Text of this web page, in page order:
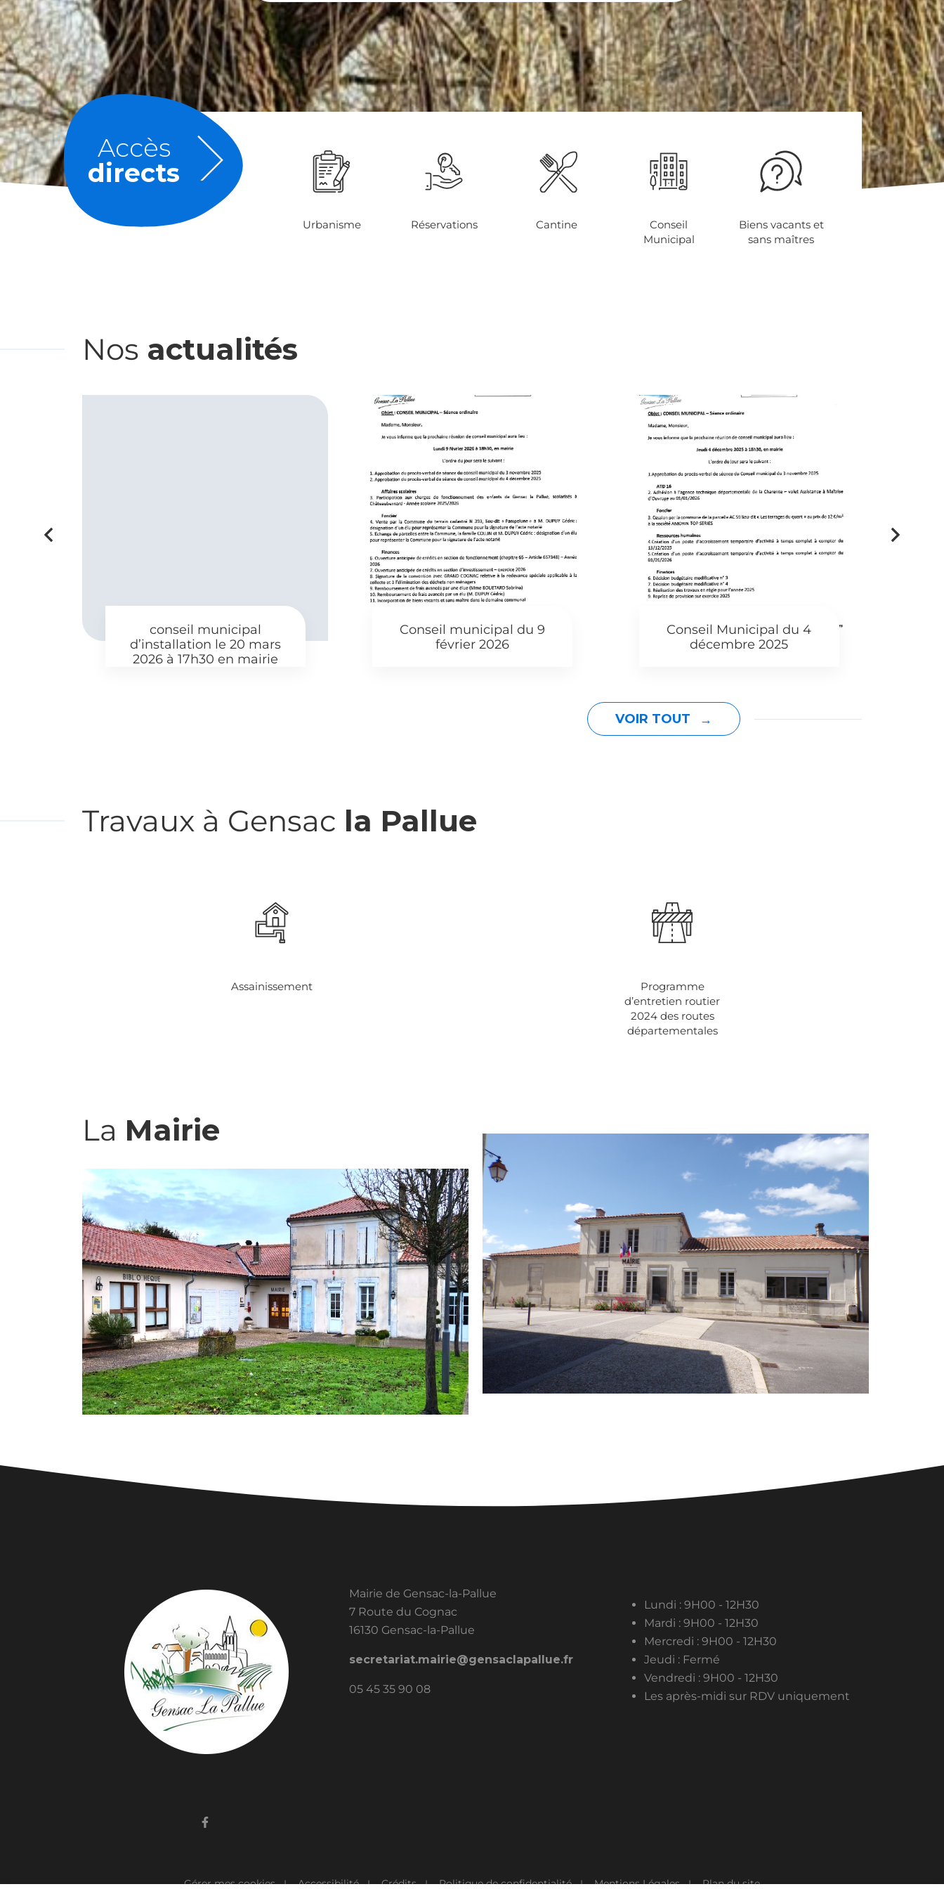
Accès
directs
Urbanisme Réservations Cantine
Conseil
Municipal
Biens vacants et
sans maîtres
Nos actualités
Précédent
conseil municipal
d’installation le 20 mars
2026 à 17h30 en mairie
Conseil municipal du 9
février 2026
Conseil Municipal du 4
décembre 2025
VOIR TOUT
Travaux à Gensac la Pallue
Assainissement
Programme
d’entretien routier
2024 des routes
départementales
La Mairie
Mairie de Gensac-la-Pallue
7 Route du Cognac
16130 Gensac-la-Pallue
secretariat.mairie@gensaclapallue.fr
05 45 35 90 08
Lundi : 9H00 - 12H30
Mardi : 9H00 - 12H30
Mercredi : 9H00 - 12H30
Jeudi : Fermé
Vendredi : 9H00 - 12H30
Les après-midi sur RDV uniquement
Gérer mes cookies Accessibilité Crédits Politique de confidentialité Mentions Légales Plan du site